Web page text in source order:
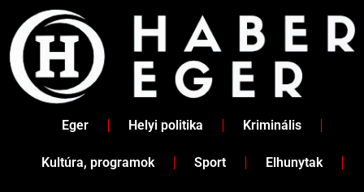
content
Eger Helyi politika Kriminális
Kultúra, programok Sport Elhunytak